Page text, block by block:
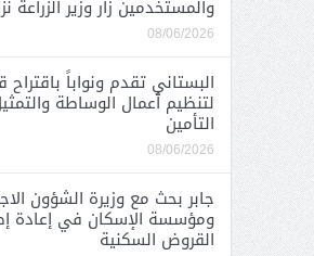
والمستخدمين زار وزير الزراعة
08/06/2026
البستاني تقدم ونواباً باقتراح
لتنظيم أعمال الوساطة
التأمين
08/06/2026
جابر بحث مع وزيرة الشؤون
ومؤسسة الإسكان في إعادة
القروض السكنية